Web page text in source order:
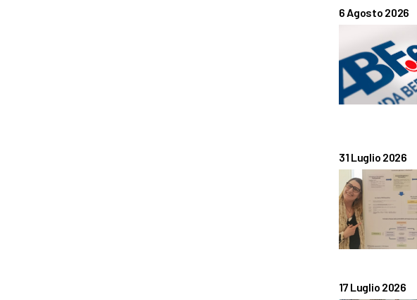
6 Agosto 2026
31 Luglio 2026
17 Luglio 2026